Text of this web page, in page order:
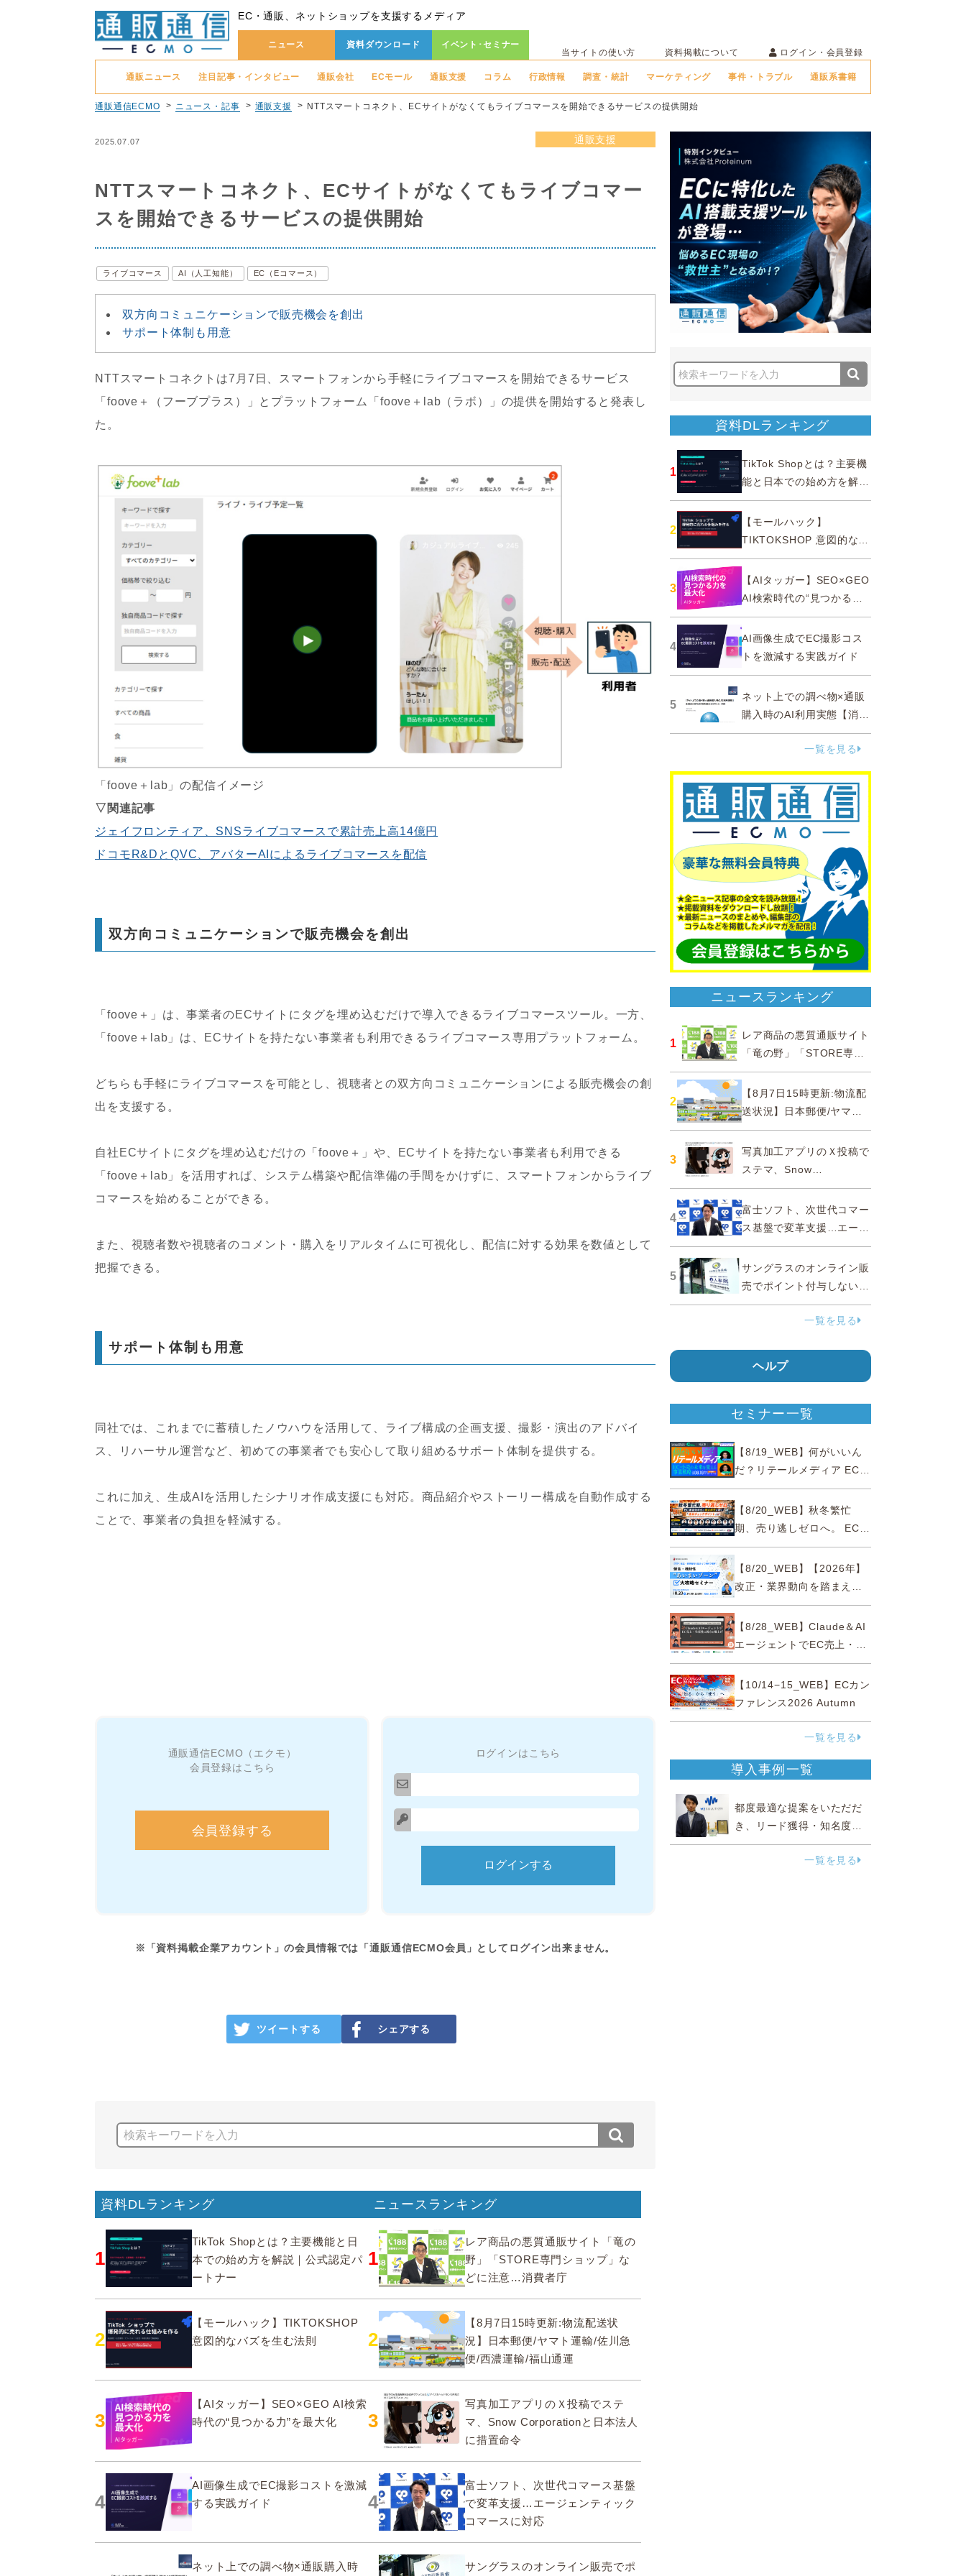
EC・通販、ネットショップを支援するメディア
ニュース 資料ダウンロード イベント･セミナー
当サイトの使い方 資料掲載について ログイン・会員登録
通販ニュース 注目記事・インタビュー 通販会社 ECモール 通販支援 コラム 行政情報 調査・統計 マーケティング 事件・トラブル 通販系書籍
通販通信ECMO ニュース・記事 通販支援 NTTスマートコネクト、ECサイトがなくてもライブコマースを開始できるサービスの提供開始
2025.07.07 通販支援
NTTスマートコネクト、ECサイトがなくてもライブコマー
スを開始できるサービスの提供開始
ライブコマース AI（人工知能） EC（Eコマース）
双方向コミュニケーションで販売機会を創出
サポート体制も用意
NTTスマートコネクトは7月7日、スマートフォンから手軽にライブコマースを開始できるサービス
「foove＋（フーブプラス）」とプラットフォーム「foove＋lab（ラボ）」の提供を開始すると発表し
た。
「foove＋lab」の配信イメージ
▽関連記事
ジェイフロンティア、SNSライブコマースで累計売上高14億円
ドコモR&DとQVC、アバターAIによるライブコマースを配信
双方向コミュニケーションで販売機会を創出
「foove＋」は、事業者のECサイトにタグを埋め込むだけで導入できるライブコマースツール。一方、
「foove＋lab」は、ECサイトを持たない事業者も利用できるライブコマース専用プラットフォーム。
どちらも手軽にライブコマースを可能とし、視聴者との双方向コミュニケーションによる販売機会の創
出を支援する。
自社ECサイトにタグを埋め込むだけの「foove＋」や、ECサイトを持たない事業者も利用できる
「foove＋lab」を活用すれば、システム構築や配信準備の手間をかけずに、スマートフォンからライブ
コマースを始めることができる。
また、視聴者数や視聴者のコメント・購入をリアルタイムに可視化し、配信に対する効果を数値として
把握できる。
サポート体制も用意
同社では、これまでに蓄積したノウハウを活用して、ライブ構成の企画支援、撮影・演出のアドバイ
ス、リハーサル運営など、初めての事業者でも安心して取り組めるサポート体制を提供する。
これに加え、生成AIを活用したシナリオ作成支援にも対応。商品紹介やストーリー構成を自動作成する
ことで、事業者の負担を軽減する。
通販通信ECMO（エクモ）
会員登録はこちら
会員登録する
ログインはこちら
※「資料掲載企業アカウント」の会員情報では「通販通信ECMO会員」としてログイン出来ません。
ツイートする シェアする
資料DLランキング
1
TikTok Shopとは？主要機能と日
本での始め方を解説｜公式認定パ
ートナー
2
【モールハック】TIKTOKSHOP
意図的なバズを生む法則
3
【AIタッガー】SEO×GEO AI検索
時代の“見つかる力”を最大化
4
AI画像生成でEC撮影コストを激減
する実践ガイド
ネット上での調べ物×通販購入時
ニュースランキング
1
レア商品の悪質通販サイト「竜の
野」「STORE専門ショップ」な
どに注意…消費者庁
2
【8月7日15時更新:物流配送状
況】日本郵便/ヤマト運輸/佐川急
便/西濃運輸/福山通運
3
写真加工アプリのＸ投稿でステ
マ、Snow Corporationと日本法人
に措置命令
4
富士ソフト、次世代コマース基盤
で変革支援…エージェンティック
コマースに対応
サングラスのオンライン販売でポ
資料DLランキング
1
TikTok Shopとは？主要機
能と日本での始め方を解説
｜公式認定パートナー
2
【モールハック】
TIKTOKSHOP 意図的なバ
ズを生む法則
3
【AIタッガー】SEO×GEO
AI検索時代の“見つかる
力”を最大化
4
AI画像生成でEC撮影コス
トを激減する実践ガイド
5
ネット上での調べ物×通販
購入時のAI利用実態【消費
者調査 2025】
一覧を見る
ニュースランキング
1
レア商品の悪質通販サイト
「竜の野」「STORE専門
ショップ」などに注意…消
費者庁
2
【8月7日15時更新:物流配
送状況】日本郵便/ヤマト
運輸/佐川急便/西濃運輸/福
山通運
3
写真加工アプリのＸ投稿で
ステマ、Snow
Corporationと日本法人に
措置命令
4
富士ソフト、次世代コマー
ス基盤で変革支援…エージ
ェンティックコマースに対
応
5
サングラスのオンライン販
売でポイント付与しないよ
う要請、ルックスオティカ
ジャパンが確約手続
一覧を見る
ヘルプ
セミナー一覧
【8/19_WEB】何がいいん
だ？リテールメディア EC・
小売の未来を変える事業戦
略【8/20_WEB】秋冬繁忙
期、売り逃しゼロへ。 EC運
営効率化と機会損失を防ぐ
『直前チェックポイント』
【8/20_WEB】【2026年】
改正・業界動向を踏まえて
事例で理解 健食・機能
性“あいまいゾーン”大攻略セ
ミナー
【8/28_WEB】Claude＆AI
エージェントでEC売上・生
産性の両方を爆上げ ～ただ
使うだけじゃない！&qu...
【10/14−15_WEB】ECカン
ファレンス2026 Autumn
一覧を見る
導入事例一覧
都度最適な提案をいただだ
き、リード獲得・知名度向
上に効果実感
一覧を見る